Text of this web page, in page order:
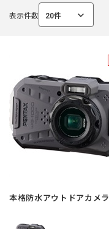
表示件数 20件
選
本格防水アウトドアカメラ